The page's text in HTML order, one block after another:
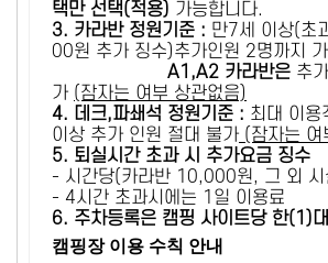
택만 선택(적용) 가능합니다.
3. 카라반 정원기준 : 만7세 이상(초
00원 추가 징수)추가인원 2명까지
A1,A2 카라반은 추
가 (잠자는 여부 상관없음)
4. 데크,파쇄석 정원기준 : 최대 이용
이상 추가 인원 절대 불가 (잠자는 여
5. 퇴실시간 초과 시 추가요금 징수
- 시간당(카라반 10,000원, 그 외
- 4시간 초과시에는 1일 이용료
6. 주차등록은 캠핑 사이트당 한(1)
캠핑장 이용 수칙 안내